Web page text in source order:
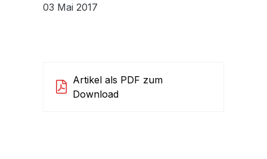
03 Mai 2017
Artikel als PDF zum
Download